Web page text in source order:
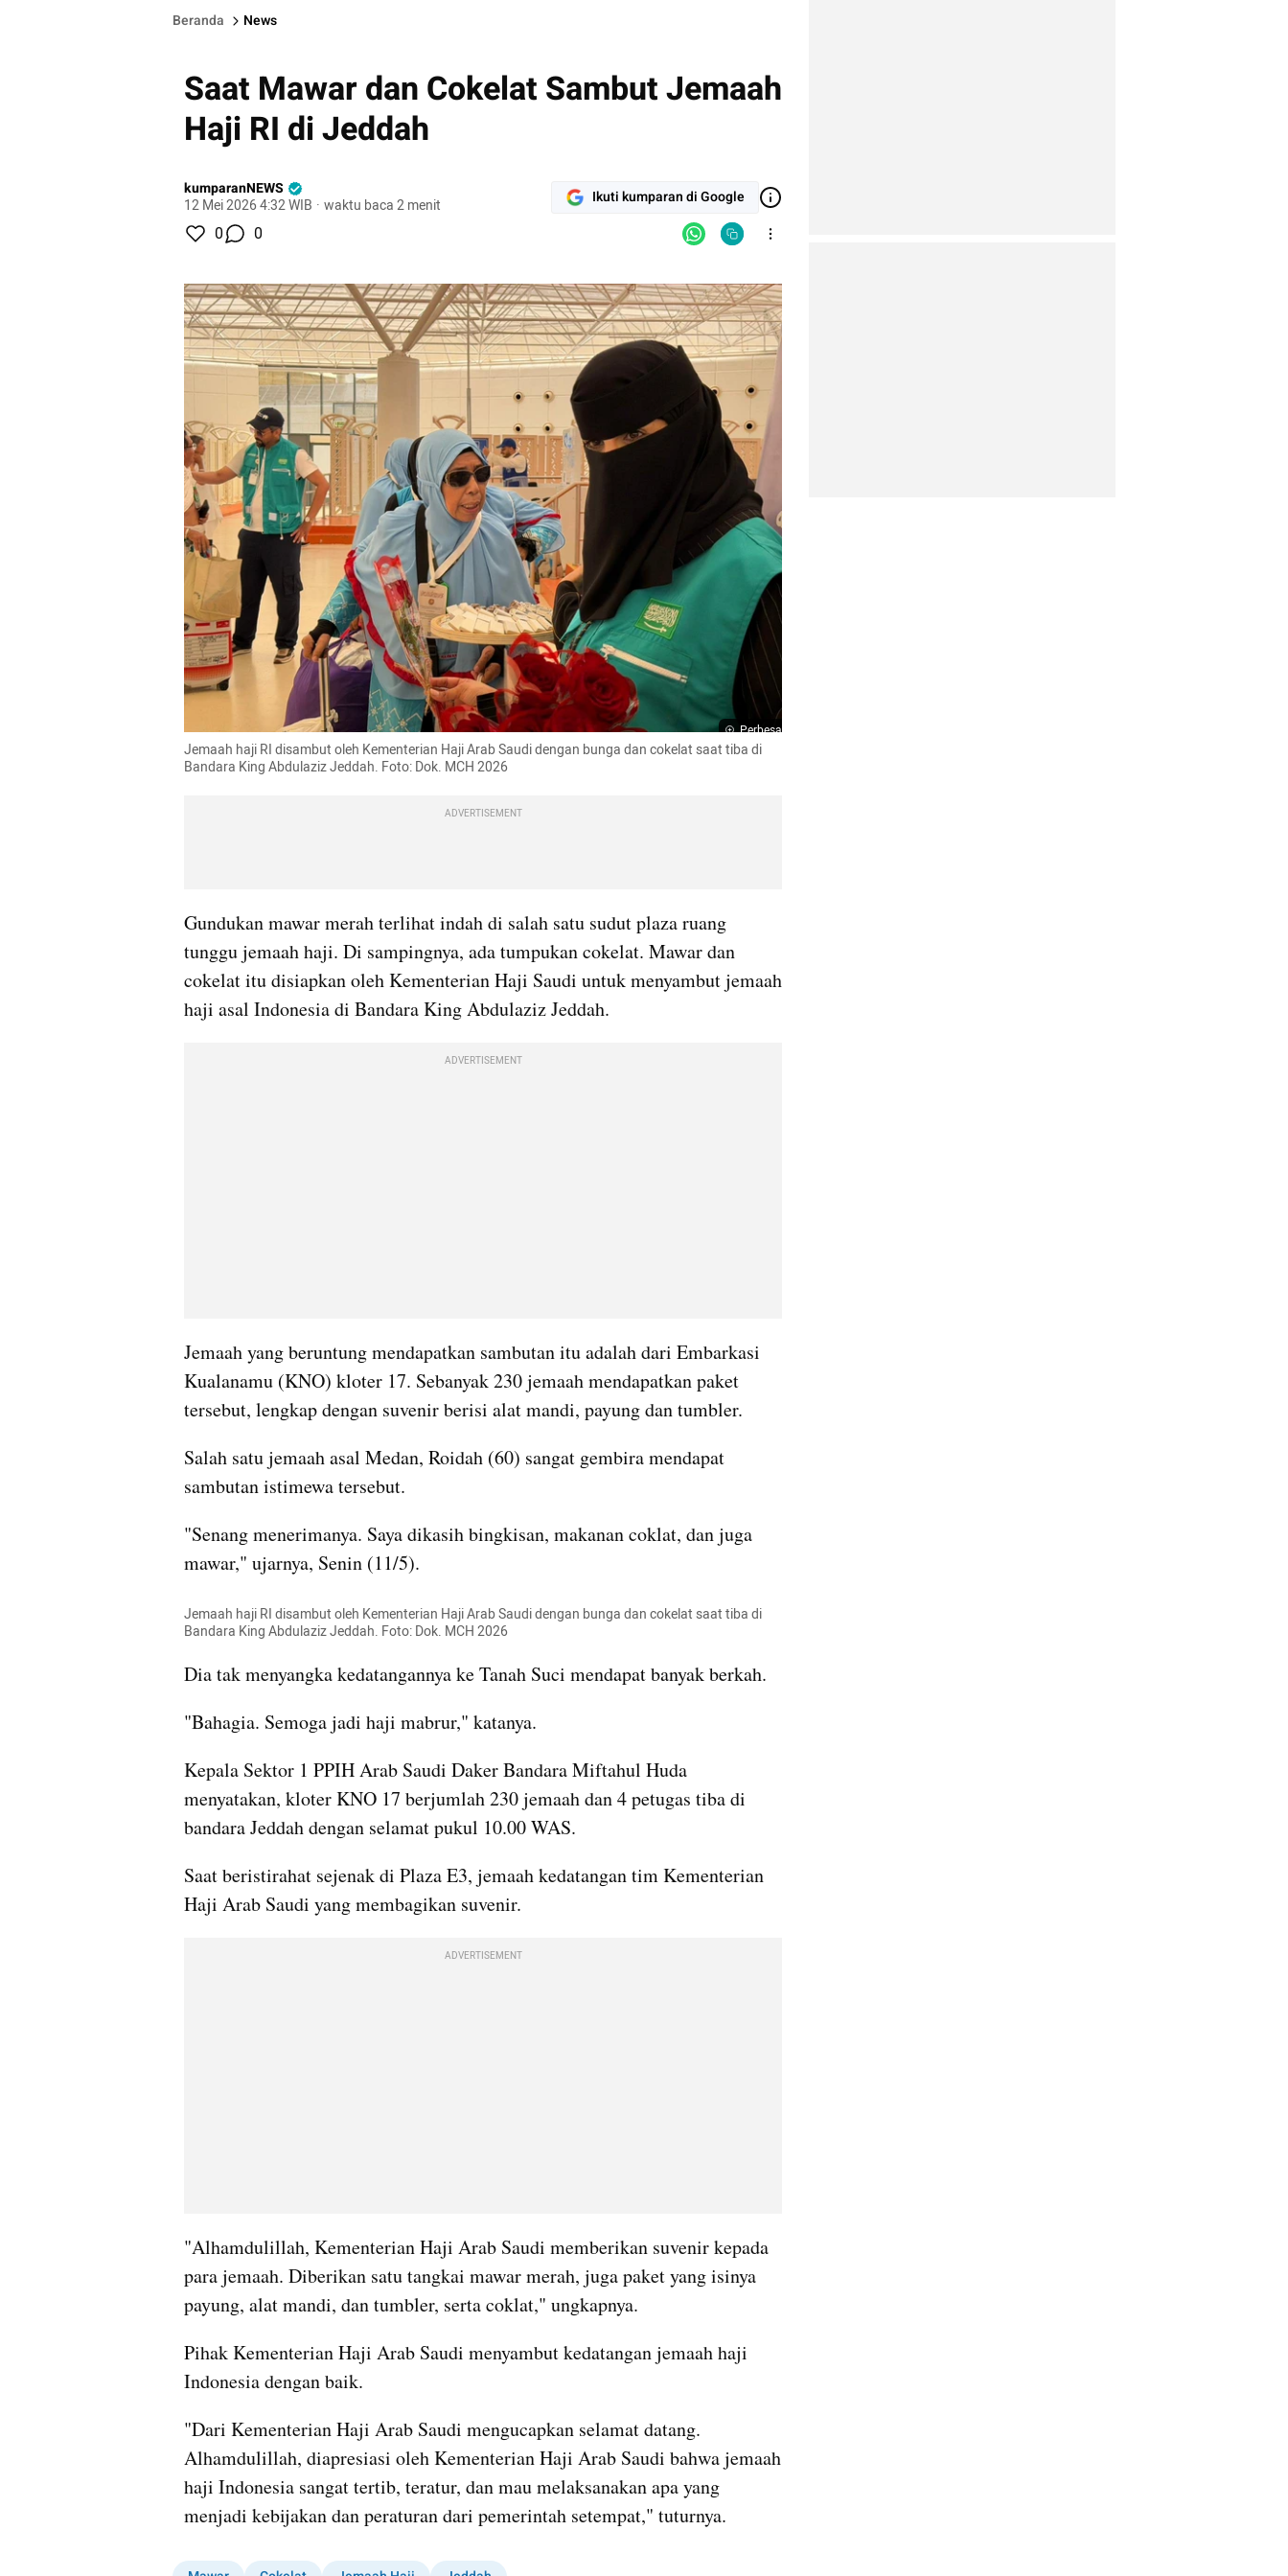
Beranda News
Saat Mawar dan Cokelat Sambut Jemaah
Haji RI di Jeddah
kumparanNEWS
12 Mei 2026 4:32 WIB · waktu baca 2 menit Ikuti kumparan di Google
0 0
Perbesar
Jemaah haji RI disambut oleh Kementerian Haji Arab Saudi dengan bunga dan cokelat saat tiba di
Bandara King Abdulaziz Jeddah. Foto: Dok. MCH 2026
ADVERTISEMENT
Gundukan mawar merah terlihat indah di salah satu sudut plaza ruang
tunggu jemaah haji. Di sampingnya, ada tumpukan cokelat. Mawar dan
cokelat itu disiapkan oleh Kementerian Haji Saudi untuk menyambut jemaah
haji asal Indonesia di Bandara King Abdulaziz Jeddah.
ADVERTISEMENT
Jemaah yang beruntung mendapatkan sambutan itu adalah dari Embarkasi
Kualanamu (KNO) kloter 17. Sebanyak 230 jemaah mendapatkan paket
tersebut, lengkap dengan suvenir berisi alat mandi, payung dan tumbler.
Salah satu jemaah asal Medan, Roidah (60) sangat gembira mendapat
sambutan istimewa tersebut.
"Senang menerimanya. Saya dikasih bingkisan, makanan coklat, dan juga
mawar," ujarnya, Senin (11/5).
Jemaah haji RI disambut oleh Kementerian Haji Arab Saudi dengan bunga dan cokelat saat tiba di
Bandara King Abdulaziz Jeddah. Foto: Dok. MCH 2026
Dia tak menyangka kedatangannya ke Tanah Suci mendapat banyak berkah.
"Bahagia. Semoga jadi haji mabrur," katanya.
Kepala Sektor 1 PPIH Arab Saudi Daker Bandara Miftahul Huda
menyatakan, kloter KNO 17 berjumlah 230 jemaah dan 4 petugas tiba di
bandara Jeddah dengan selamat pukul 10.00 WAS.
Saat beristirahat sejenak di Plaza E3, jemaah kedatangan tim Kementerian
Haji Arab Saudi yang membagikan suvenir.
ADVERTISEMENT
"Alhamdulillah, Kementerian Haji Arab Saudi memberikan suvenir kepada
para jemaah. Diberikan satu tangkai mawar merah, juga paket yang isinya
payung, alat mandi, dan tumbler, serta coklat," ungkapnya.
Pihak Kementerian Haji Arab Saudi menyambut kedatangan jemaah haji
Indonesia dengan baik.
"Dari Kementerian Haji Arab Saudi mengucapkan selamat datang.
Alhamdulillah, diapresiasi oleh Kementerian Haji Arab Saudi bahwa jemaah
haji Indonesia sangat tertib, teratur, dan mau melaksanakan apa yang
menjadi kebijakan dan peraturan dari pemerintah setempat," tuturnya.